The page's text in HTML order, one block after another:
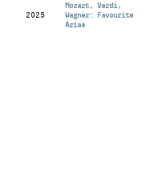
2025
Mozart, Verdi,
Wagner: Favourite
Arias